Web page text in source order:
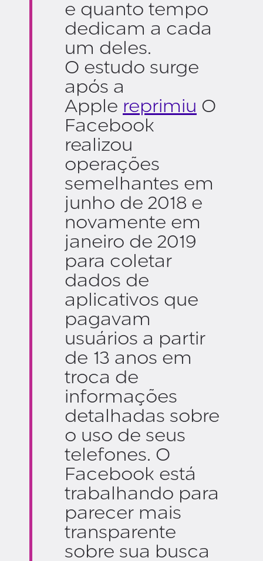
e quanto tempo
dedicam a cada
um deles.
O estudo surge
após a
Apple reprimiu O
Facebook
realizou
operações
semelhantes em
junho de 2018 e
novamente em
janeiro de 2019
para coletar
dados de
aplicativos que
pagavam
usuários a partir
de 13 anos em
troca de
informações
detalhadas sobre
o uso de seus
telefones. O
Facebook está
trabalhando para
parecer mais
transparente
sobre sua busca